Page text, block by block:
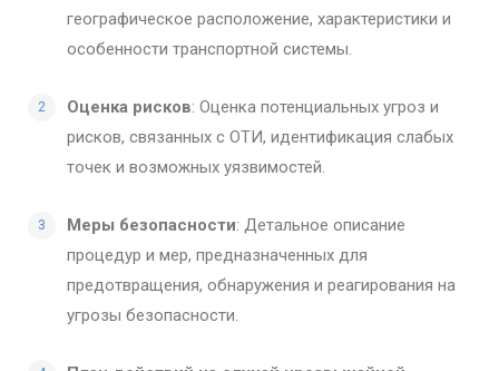
географическое расположение, характеристики и
особенности транспортной системы.
Оценка рисков: Оценка потенциальных угроз и
рисков, связанных с ОТИ, идентификация слабых
точек и возможных уязвимостей.
Меры безопасности: Детальное описание
процедур и мер, предназначенных для
предотвращения, обнаружения и реагирования на
угрозы безопасности.